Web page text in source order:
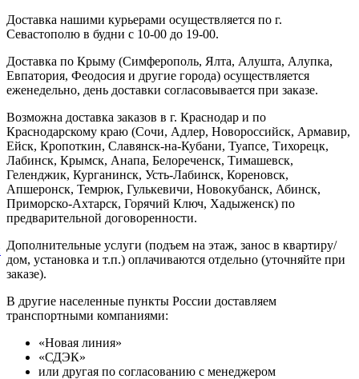
Доставка нашими курьерами осуществляется по г.
Севастополю в будни с 10-00 до 19-00.
Доставка по Крыму (Симферополь, Ялта, Алушта, Алупка,
Евпатория, Феодосия и другие города) осуществляется
еженедельно, день доставки согласовывается при заказе.
Возможна доставка заказов в г. Краснодар и по
Краснодарскому краю (Сочи, Адлер, Новороссийск, Армавир,
Ейск, Кропоткин, Славянск-на-Кубани, Туапсе, Тихорецк,
Лабинск, Крымск, Анапа, Белореченск, Тимашевск,
Геленджик, Курганинск, Усть-Лабинск, Кореновск,
Апшеронск, Темрюк, Гулькевичи, Новокубанск, Абинск,
Приморско-Ахтарск, Горячий Ключ, Хадыженск) по
предварительной договоренности.
Дополнительные услуги (подъем на этаж, занос в квартиру/
дом, установка и т.п.) оплачиваются отдельно (уточняйте при
заказе).
В другие населенные пункты России доставляем
транспортными компаниями:
«Новая линия»
«СДЭК»
или другая по согласованию с менеджером